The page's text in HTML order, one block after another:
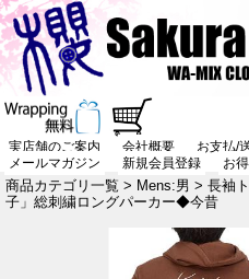
実店舗のご案内 会社概要 お支払/
メールマガジン
新規会員登録 お
商品カテゴリ一覧 > Mens:男 > 長袖
子」総刺繍ロングパーカー◆今昔